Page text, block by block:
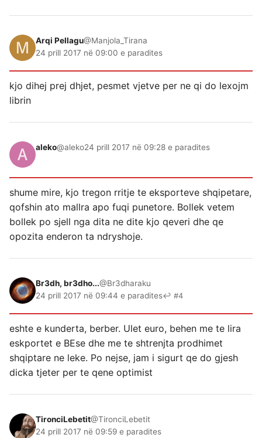
Arqi Pellagu@Manjola_Tirana
24 prill 2017 në 09:00 e paradites
kjo dihej prej dhjet, pesmet vjetve per ne qi do lexojm
librin
aleko@aleko24 prill 2017 në 09:28 e paradites
shume mire, kjo tregon rritje te eksporteve shqipetare,
qofshin ato mallra apo fuqi punetore. Bollek vetem
bollek po sjell nga dita ne dite kjo qeveri dhe qe
opozita enderon ta ndryshoje.
Br3dh, br3dho...@Br3dharaku
24 prill 2017 në 09:44 e paradites↩ #4
eshte e kunderta, berber. Ulet euro, behen me te lira
eskportet e BEse dhe me te shtrenjta prodhimet
shqiptare ne leke. Po nejse, jam i sigurt qe do gjesh
dicka tjeter per te qene optimist
TironciLebetit@TironciLebetit
24 prill 2017 në 09:59 e paradites